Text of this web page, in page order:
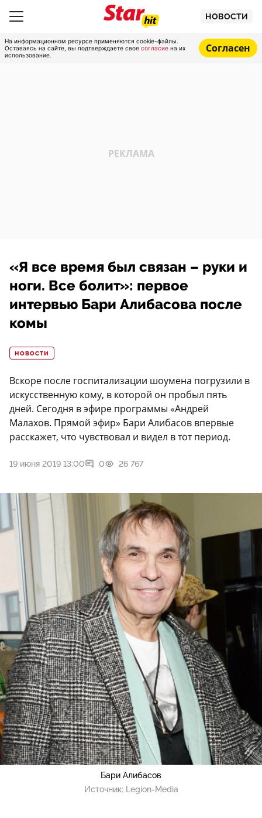
НОВОСТИ
На информационном ресурсе применяются cookie-файлы.
Оставаясь на сайте, вы подтверждаете свое согласие на их
использование.
Согласен
«Я все время был связан – руки и
ноги. Все болит»: первое
интервью Бари Алибасова после
комы
НОВОСТИ
Вскоре после госпитализации шоумена погрузили в
искусственную кому, в которой он пробыл пять
дней. Сегодня в эфире программы «Андрей
Малахов. Прямой эфир» Бари Алибасов впервые
расскажет, что чувствовал и видел в тот период.
19 июня 2019 13:00 0 26 767
Бари Алибасов
Источник:
Legion-Media